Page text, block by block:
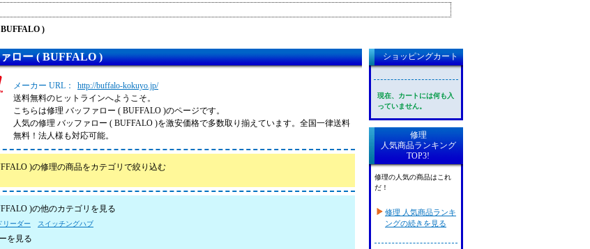
)
ロー ( BUFFALO )
メーカー URL：
http://buffalo-kokuyo.jp/
送料無料のヒットラインへようこそ。
こちらは修理 バッファロー ( BUFFALO )のページです。
人気の修理 バッファロー ( BUFFALO )を激安価格で多数取り揃えています。全国一律送料
無料！法人様も対応可能。
)の修理の商品をカテゴリで絞り込む
)の他のカテゴリを見る
リーダー スイッチングハブ
を見る
ショッピングカート
現在、カートには何も入
っていません。
修理
人気商品ランキング
TOP3!
修理の人気の商品はこれ
だ！
修理 人気商品ランキ
ングの続きを見る